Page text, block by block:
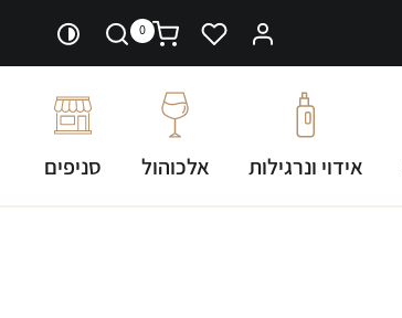
0
אידוי ונרגילות אלכוהול סניפים